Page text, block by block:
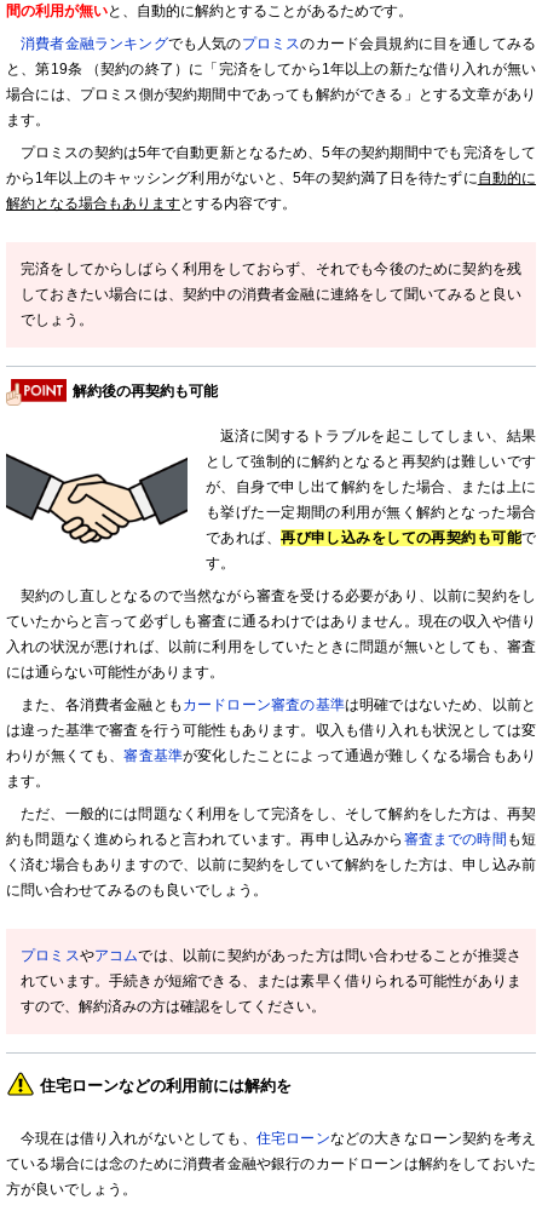
間の利用が無いと、自動的に解約とすることがあるためです。
消費者金融ランキングでも人気のプロミスのカード会員規約に目を通してみる
と、第19条 （契約の終了）に「完済をしてから1年以上の新たな借り入れが無い
場合には、プロミス側が契約期間中であっても解約ができる」とする文章があり
ます。
プロミスの契約は5年で自動更新となるため、5年の契約期間中でも完済をして
から1年以上のキャッシング利用がないと、5年の契約満了日を待たずに自動的に
解約となる場合もありますとする内容です。
完済をしてからしばらく利用をしておらず、それでも今後のために契約を残
しておきたい場合には、契約中の消費者金融に連絡をして聞いてみると良い
でしょう。
解約後の再契約も可能
返済に関するトラブルを起こしてしまい、結果
として強制的に解約となると再契約は難しいです
が、自身で申し出て解約をした場合、または上に
も挙げた一定期間の利用が無く解約となった場合
であれば、再び申し込みをしての再契約も可能で
す。
契約のし直しとなるので当然ながら審査を受ける必要があり、以前に契約をし
ていたからと言って必ずしも審査に通るわけではありません。現在の収入や借り
入れの状況が悪ければ、以前に利用をしていたときに問題が無いとしても、審査
には通らない可能性があります。
また、各消費者金融とも カードローン審査の基準は明確ではないため、以前と
は違った基準で審査を行う可能性もあります。収入も借り入れも状況としては変
わりが無くても、審査基準が変化したことによって通過が難しくなる場合もあり
ます。
ただ、一般的には問題なく利用をして完済をし、そして解約をした方は、再契
約も問題なく進められると言われています。再申し込みから 審査までの時間 も短
く済む場合もありますので、以前に契約をしていて解約をした方は、申し込み前
に問い合わせてみるのも良いでしょう。
プロミスやアコムでは、以前に契約があった方は問い合わせることが推奨さ
れています。手続きが短縮できる、または素早く借りられる可能性がありま
すので、解約済みの方は確認をしてください。
住宅ローンなどの利用前には解約を
今現在は借り入れがないとしても、 住宅ローンなどの大きなローン契約を考え
ている場合には念のために消費者金融や銀行のカードローンは解約をしておいた
方が良いでしょう。